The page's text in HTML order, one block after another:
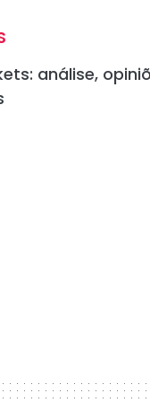
análise,